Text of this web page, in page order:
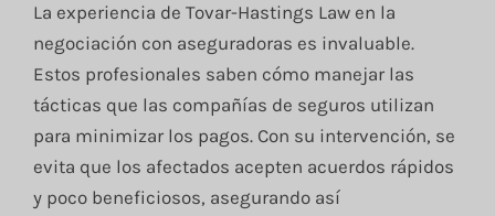
La experiencia de Tovar-Hastings Law en la
negociación con aseguradoras es invaluable.
Estos profesionales saben cómo manejar las
tácticas que las compañías de seguros utilizan
para minimizar los pagos. Con su intervención, se
evita que los afectados acepten acuerdos rápidos
y poco beneficiosos, asegurando así